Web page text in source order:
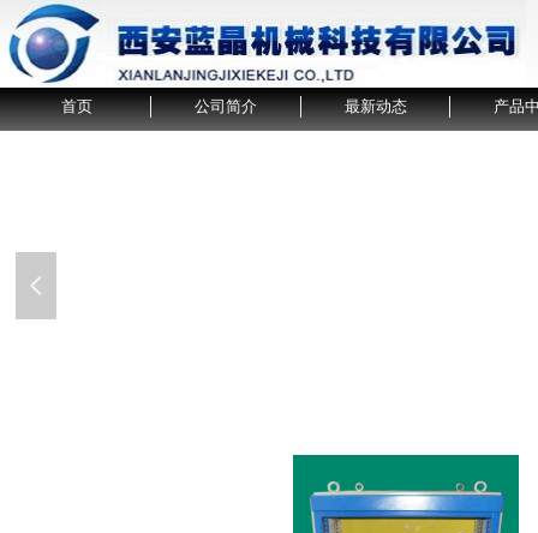
首页 公司简介 最新动态 产品
넳